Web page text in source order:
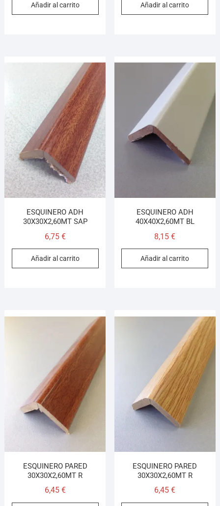
Añadir al carrito Añadir al carrito
ESQUINERO ADH
30X30X2,60MT SAP
6,75 €
Añadir al carrito
ESQUINERO ADH
40X40X2,60MT BL
8,15€
Añadir al carrito
ESQUINERO PARED
30X30X2,60MT R
6,45 €
ESQUINERO PARED
30X30X2,60MT R
6,45€